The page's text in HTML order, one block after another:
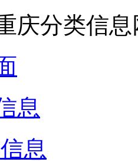
庆分类信息
息
息